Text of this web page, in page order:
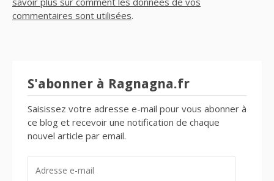
commentaires sont utilisées.
S'abonner à Ragnagna.fr
Saisissez votre adresse e-mail pour vous abonner à
ce blog et recevoir une notification de chaque
nouvel article par email.